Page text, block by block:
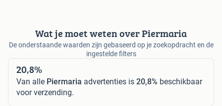
Wat je moet weten over Piermaria
De onderstaande waarden zijn gebaseerd op je zoekopdracht en de
ingestelde filters
20,8%
Van alle Piermaria advertenties is 20,8% beschikbaar
voor verzending.